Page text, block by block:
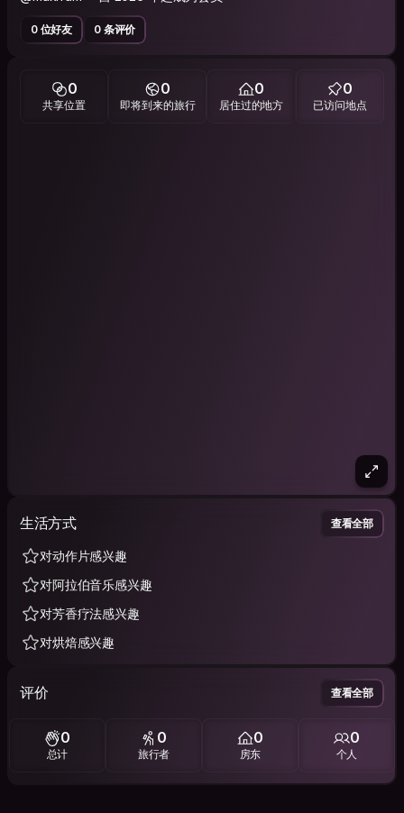
0 位好友 0 条评价
0
共享位置
0
即将到来的旅行
0
居住过的地方
0
已访问地点
生活方式 查看全部
对动作片感兴趣
对阿拉伯音乐感兴趣
对芳香疗法感兴趣
对烘焙感兴趣
评价 查看全部
0
总计
0
旅行者
0
房东
0
个人